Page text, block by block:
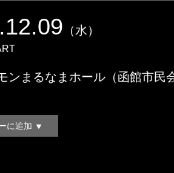
（水）
ンまるなまホール（函館市民
に追加